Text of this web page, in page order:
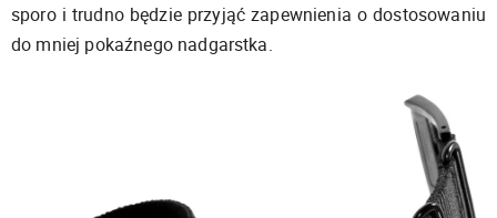
sporo i trudno będzie przyjąć zapewnienia o dostosowaniu
do mniej pokaźnego nadgarstka.